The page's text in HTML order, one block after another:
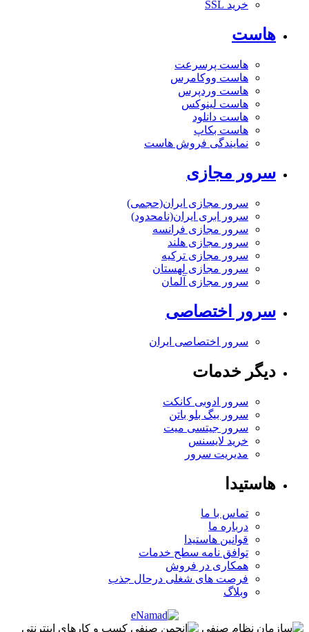
هاست پرسرعت
هاست ووکامرس
هاست وردپرس
هاست لینوکس
هاست دانلود
هاست بکاپ
نمایندگی فروش هاست
مجازی
سرور مجازی ایران(حجمی)
سرور ابری ایران(نامحدود)
سرور مجازی فرانسه
سرور مجازی هلند
سرور مجازی ترکیه
سرور مجازی لهستان
سرور مجازی آلمان
اختصاصی
سرور اختصاصی ایران
خدمات
سرور ادوبی کانکت
سرور بیگ بلو باتن
سرور جیتسی میت
خرید لایسنس
مدیریت سرور
تماس با ما
درباره ما
قوانین هاستیدا
توافق نامه سطح خدمات
همکاری در فروش
فرصت های شغلیدرحال جذب